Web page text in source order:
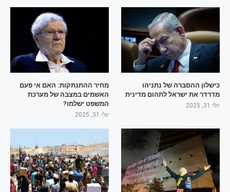
כישלון ההסברה של נתניהו
מדרדר את ישראל לתהום מדינית
יולי 31, 2025
מחיר ההתנתקות: האם אי פעם
האשמים במצבה של מערכת
המשפט ישלמו?
יולי 31, 2025